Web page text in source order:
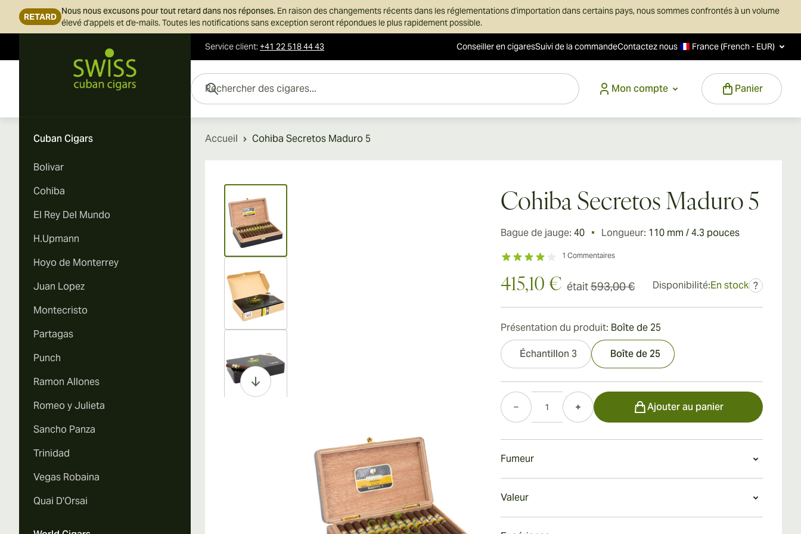
RETARD
Nous nous excusons pour tout retard dans nos réponses. En raison des changements récents dans les réglementations d'importation dans certains pays, nous sommes confrontés à un volume
élevé d'appels et d'e-mails. Toutes les notifications sans exception seront répondues le plus rapidement possible.
Service client:+41 22 518 44 43 Conseiller en cigaresSuivi de la commandeContactez nous France (French - EUR)
Mon compte
Panier
Rechercher des cigares...
Cuban Cigars
Bolivar
Cohiba
El Rey Del Mundo
H.Upmann
Hoyo de Monterrey
Juan Lopez
Montecristo
Partagas
Punch
Ramon Allones
Romeo y Julieta
Sancho Panza
Trinidad
Vegas Robaina
Quai D'Orsai
Accueil Cohiba Secretos Maduro 5
View larger image
View larger image
Cohiba Secretos Maduro 5
Bague de jauge: 40 Longueur: 110 mm / 4.3 pouces
1 Commentaires
415,10 € était593,00 € Disponibilité:En stock ?
Présentation du produit: Boîte de 25
Échantillon 3 Boîte de 25
Quantité
Ajouter au panier
Fumeur
Valeur